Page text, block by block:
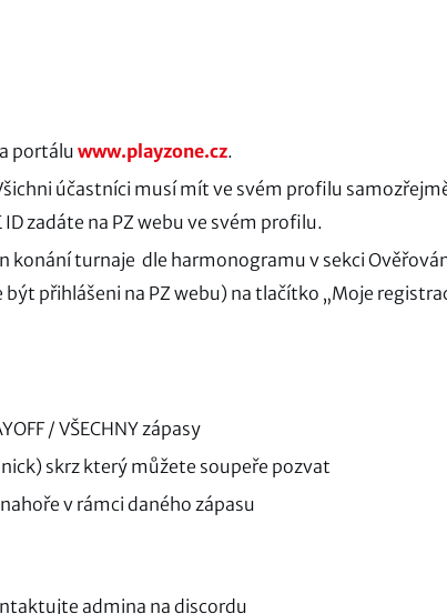
portálu www.playzone.cz.
účastníci musí mít ve svém profilu
zadáte na PZ webu ve svém profilu.
konání turnaje dle harmonogramu v sekci
přihlášeni na PZ webu) na tlačítko „Moje
/ VŠECHNY zápasy
skrz který můžete soupeře pozvat
v rámci daného zápasu
admina na discordu